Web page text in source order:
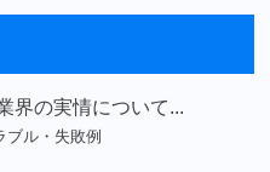
界の実情について...
ブル・失敗例